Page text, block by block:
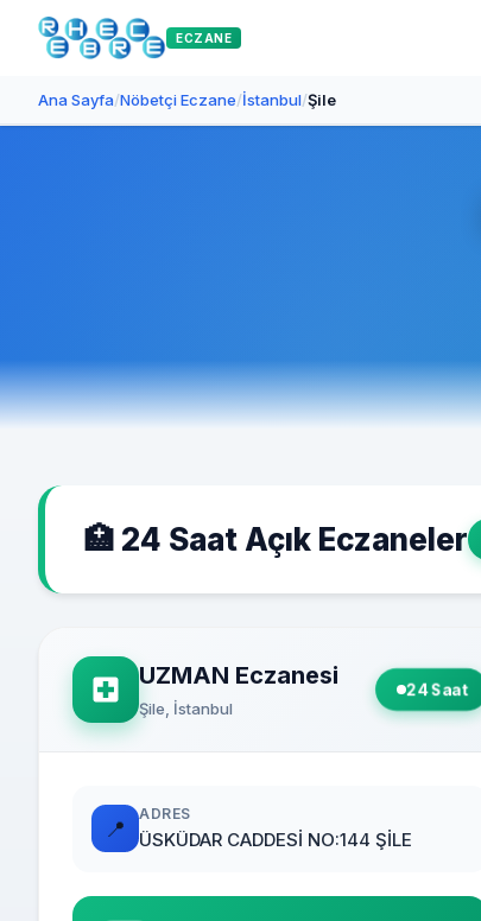
ECZANE
Ana Sayfa/Nöbetçi Eczane/İstanbul/Şile
🏥 24 Saat Açık Eczaneler
UZMAN Eczanesi
Şile, İstanbul
24 Saat
📍
ADRES
ÜSKÜDAR CADDESİ NO:144 ŞİLE